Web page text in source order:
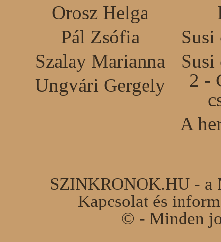
Orosz Helga
Pál Zsófia
Szalay Marianna
Ungvári Gergely
Susi
Susi
2 -
A
SZINKRONOK.HU - a
Kapcsolat és
© - Minden